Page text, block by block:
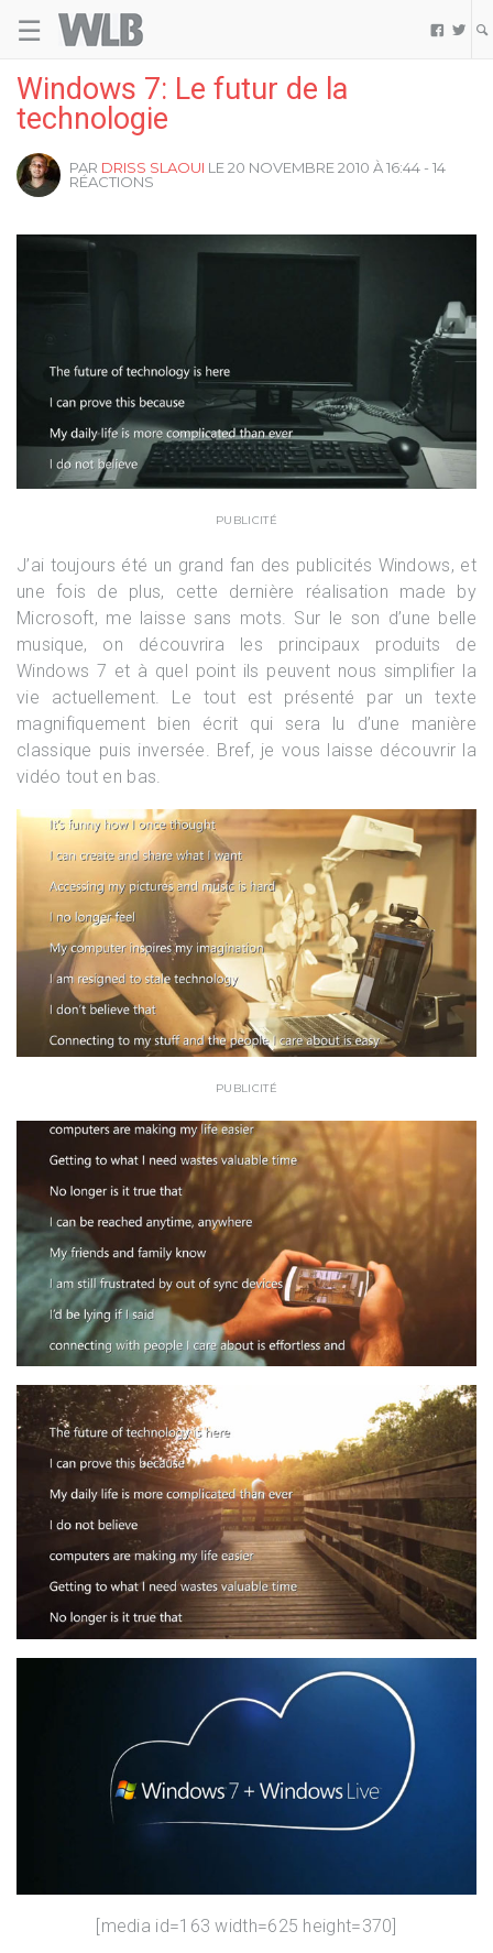
☰  
Windows 7: Le futur de la
technologie
PAR DRISS SLAOUI LE 20 NOVEMBRE 2010 À 16:44 - 14
RÉACTIONS
PUBLICITÉ
J’ai toujours été un grand fan des publicités Windows, et
une fois de plus, cette dernière réalisation made by
Microsoft, me laisse sans mots. Sur le son d’une belle
musique, on découvrira les principaux produits de
Windows 7 et à quel point ils peuvent nous simplifier la
vie actuellement. Le tout est présenté par un texte
magnifiquement bien écrit qui sera lu d’une manière
classique puis inversée. Bref, je vous laisse découvrir la
vidéo tout en bas.
PUBLICITÉ
[media id=163 width=625 height=370]